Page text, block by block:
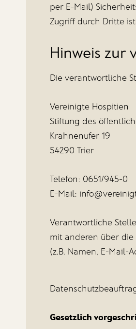
per E-Mail)
Zugriff durch Dritte
Hinweis zur
Die verantwortliche
Vereinigte Hospitien
Stiftung des
Krahnenufer 19
54290 Trier
Telefon: 0651/945-0
E-Mail:
Verantwortliche
mit anderen über
(z.B. Namen, E-Mail-
Gesetzlich